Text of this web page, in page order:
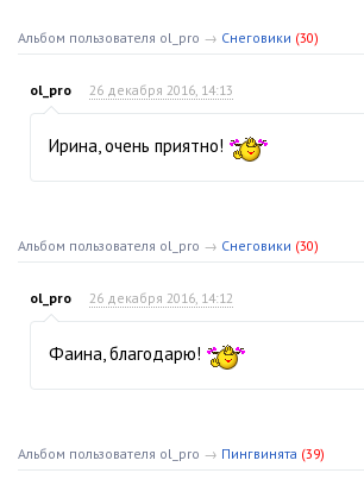
Альбом пользователя ol_pro → Снеговики (30)
ol_pro 26 декабря 2016, 14:13
Ирина, очень приятно!
Альбом пользователя ol_pro → Снеговики (30)
ol_pro 26 декабря 2016, 14:12
Фаина, благодарю!
Альбом пользователя ol_pro → Пингвинята (39)